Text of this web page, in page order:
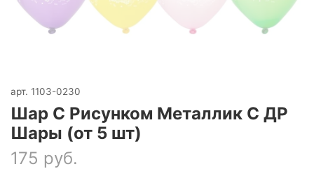
арт. 1103-0230
Шар С Рисунком Металлик С ДР
Шары (от 5 шт)
175 руб.